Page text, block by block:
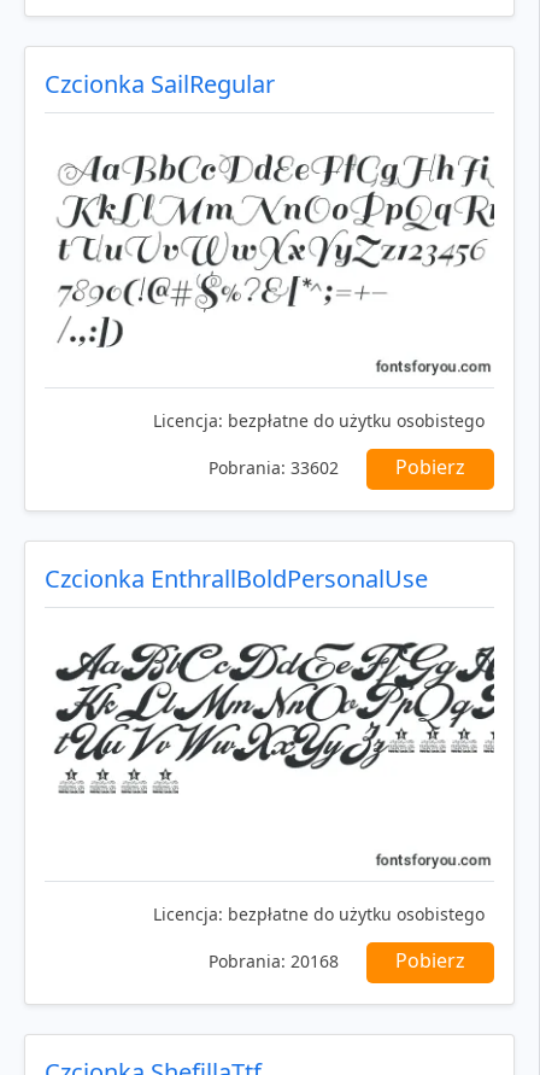
Czcionka SailRegular
Licencja: bezpłatne do użytku osobistego
Pobrania: 33602 Pobierz
Czcionka EnthrallBoldPersonalUse
Licencja: bezpłatne do użytku osobistego
Pobrania: 20168 Pobierz